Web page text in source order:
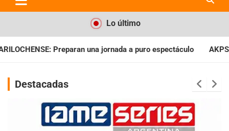
Lo último
a puro espectáculo AKPS: Intervino la IGJ y oficializó el
Destacadas